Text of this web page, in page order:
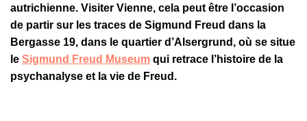
autrichienne. Visiter Vienne, cela peut être l’occasion
de partir sur les traces de Sigmund Freud dans la
Bergasse 19, dans le quartier d’Alsergrund, où se situe
le Sigmund Freud Museum qui retrace l’histoire de la
psychanalyse et la vie de Freud.